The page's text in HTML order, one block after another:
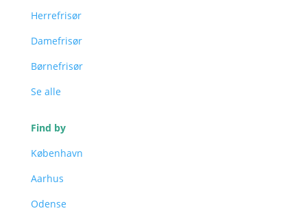
Herrefrisør
Damefrisør
Børnefrisør
Se alle
Find by
København
Aarhus
Odense